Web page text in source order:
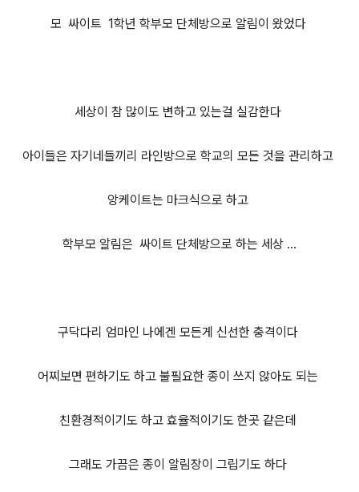
모 싸이트 1학년 학부모 단체방으로 알림이 왔었다
세상이 참 많이도 변하고 있는걸 실감한다
아이들은 자기네들끼리 라인방으로 학교의 모든 것을 관리하고
앙케이트는 마크식으로 하고
학부모 알림은 싸이트 단체방으로 하는 세상 ...
구닥다리 엄마인 나에겐 모든게 신선한 충격이다
어찌보면 편하기도 하고 불필요한 종이 쓰지 않아도 되는
친환경적이기도 하고 효율적이기도 한곳 같은데
그래도 가끔은 종이 알림장이 그립기도 하다